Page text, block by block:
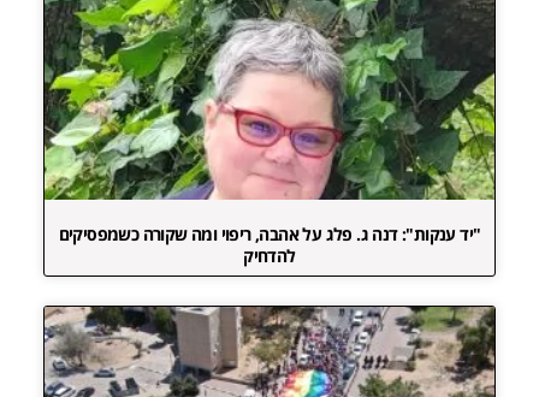
"יד ענקות": דנה ג. פלג על אהבה, ריפוי ומה שקורה כשמפסיקים
להדחיק